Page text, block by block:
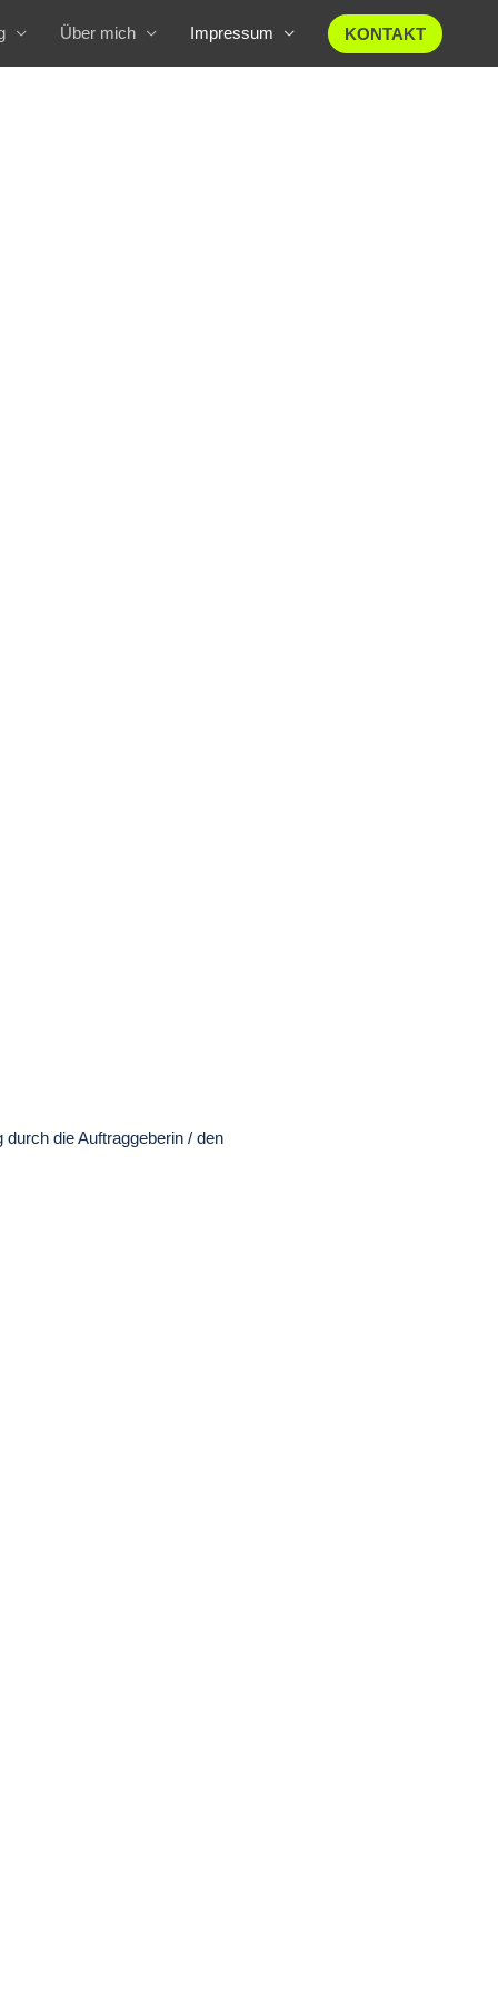
Über mich Impressum KONTAKT
die Auftraggeberin / den